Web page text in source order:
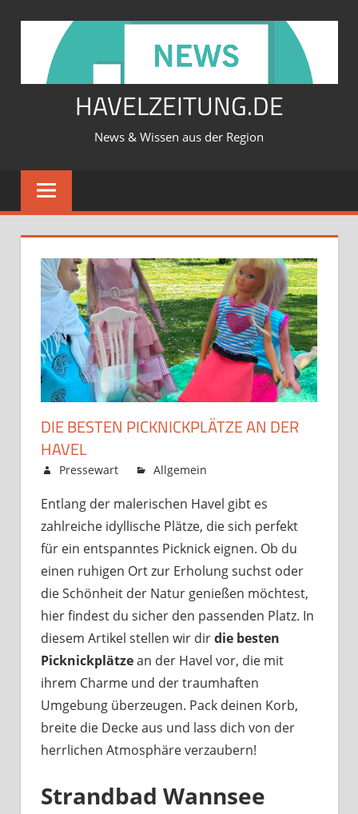
springen
HAVELZEITUNG.DE
News & Wissen aus der Region
DIE BESTEN PICKNICKPLÄTZE AN DER
HAVEL
Februar 19, 2025
Pressewart Allgemein
besten
Picknickplätze
an
Havel
Entlang der malerischen Havel gibt es
zahlreiche idyllische Plätze, die sich perfekt
für ein entspanntes Picknick eignen. Ob du
einen ruhigen Ort zur Erholung suchst oder
die Schönheit der Natur genießen möchtest,
hier findest du sicher den passenden Platz. In
diesem Artikel stellen wir dirdie besten
Picknickplätzean der Havel vor, die mit
ihrem Charme und der traumhaften
Umgebung überzeugen. Pack deinen Korb,
breite die Decke aus und lass dich von der
herrlichen Atmosphäre verzaubern!
Strandbad Wannsee